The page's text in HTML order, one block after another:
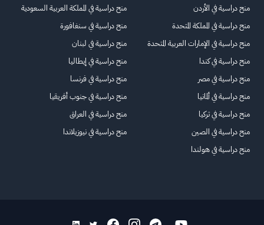
منح دراسية في الأردن
منح دراسية في المملكة المتحدة
منح دراسية في الإمارات العربية المتحدة
منح دراسية في كندا
منح دراسية في مصر
منح دراسية في ألمانيا
منح دراسية في تركيا
منح دراسية في الصين
منح دراسية في هولندا
منح دراسية في المملكة العربية السعودية
منح دراسية في سنغافورة
منح دراسية في لبنان
منح دراسية في إيطاليا
منح دراسية في فرنسا
منح دراسية في جنوب أفريقيا
منح دراسية في العراق
منح دراسية في نيوزيلاندا